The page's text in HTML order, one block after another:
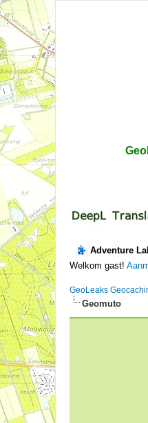
Adventure
Welkom gast!
GeoLeaks
Geomuto